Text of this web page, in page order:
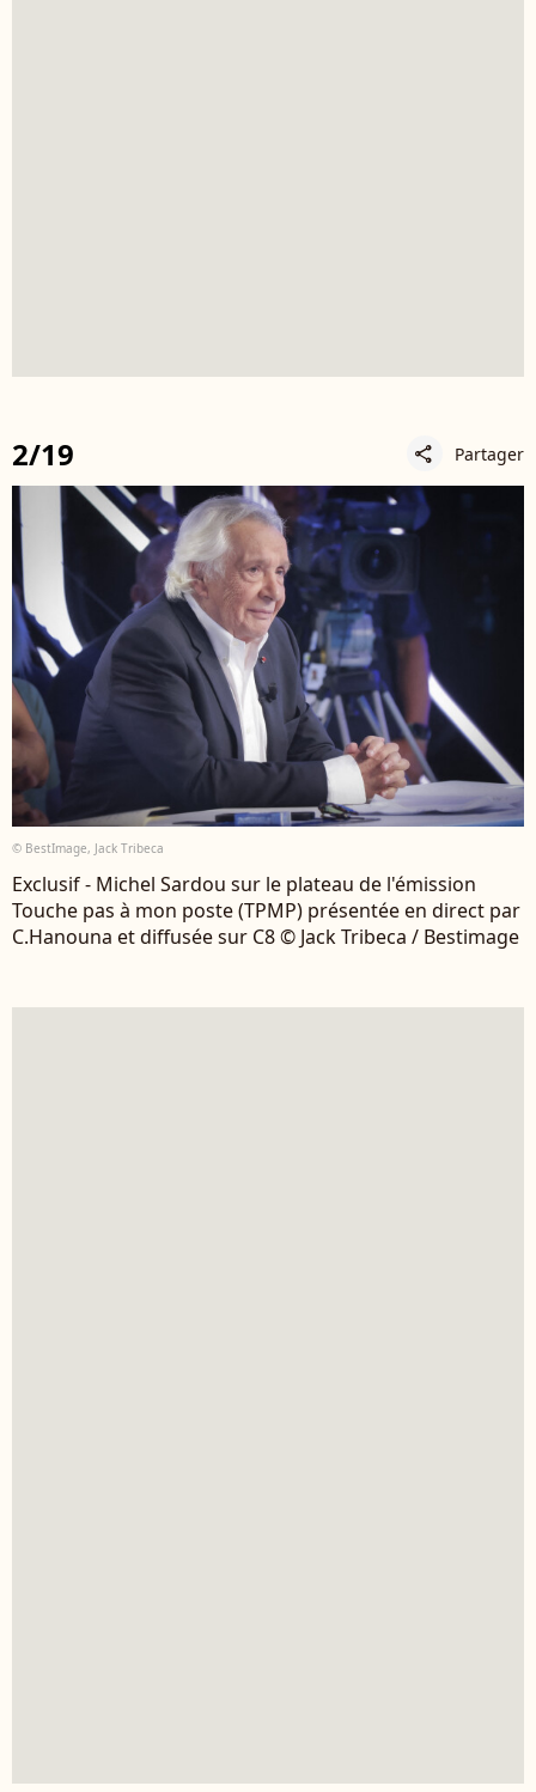
2/19 share Partager
© BestImage, Jack Tribeca
Exclusif - Michel Sardou sur le plateau de l'émission
Touche pas à mon poste (TPMP) présentée en direct par
C.Hanouna et diffusée sur C8 © Jack Tribeca / Bestimage